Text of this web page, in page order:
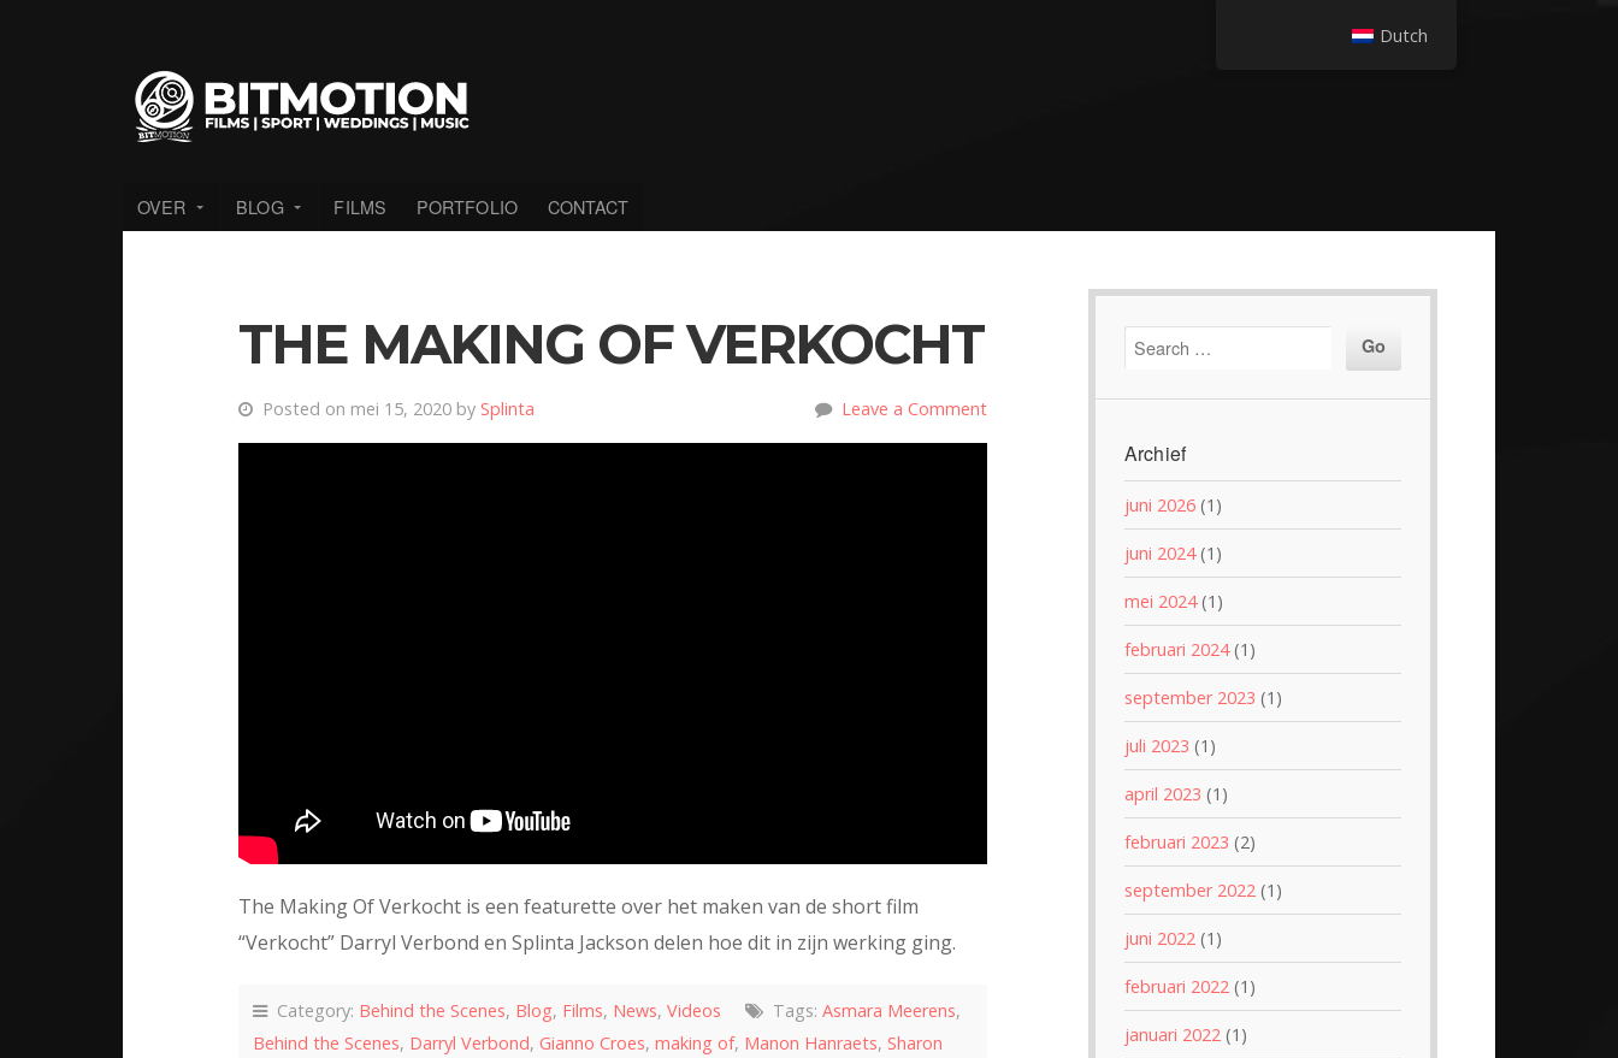
OVER BLOG FILMS PORTFOLIO CONTACT
THE MAKING OF VERKOCHT
Posted on mei 15, 2020 by Splinta Leave a Comment
The Making Of Verkocht is een featurette over het maken van de short film
“Verkocht” Darryl Verbond en Splinta Jackson delen hoe dit in zijn werking ging.
Category: Behind the Scenes, Blog, Films, News, Videos Tags: Asmara Meerens,
Behind the Scenes, Darryl Verbond, Gianno Croes, making of, Manon Hanraets, Sharon
Archief
juni 2026(1)
juni 2024(1)
mei 2024(1)
februari 2024(1)
september 2023 (1)
juli 2023 (1)
april 2023 (1)
februari 2023 (2)
september 2022(1)
juni 2022(1)
februari 2022(1)
januari 2022(1)
Dutch